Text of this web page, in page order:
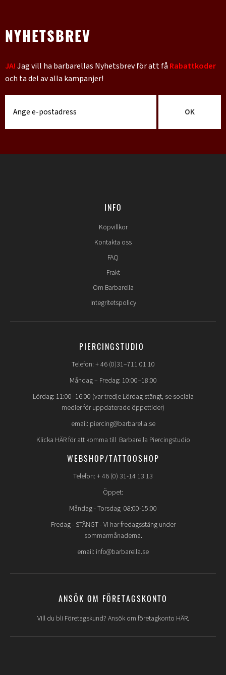
NYHETSBREV
JA!Jag vill ha barbarellas Nyhetsbrev för att fåRabattkoder
och ta del av alla kampanjer!
OK
INFO
Köpvillkor
Kontakta oss
FAQ
Frakt
Om Barbarella
Integritetspolicy
PIERCINGSTUDIO
Telefon: + 46 (0)31–711 01 10
Måndag – Fredag: 10:00–18:00
Lördag: 11:00–16:00 (var tredje Lördag stängt, se sociala
medier för uppdaterade öppettider)
email: piercing@barbarella.se
Klicka HÄR för att komma till Barbarella Piercingstudio
WEBSHOP/TATTOOSHOP
Telefon: + 46 (0) 31-14 13 13
Öppet:
Måndag - Torsdag 08:00-15:00
Fredag - STÄNGT- Vi har fredagsstäng under
sommarmånaderna.
email: info@barbarella.se
ANSÖK OM FÖRETAGSKONTO
Vill du bli Företagskund? Ansök om företagkonto HÄR.